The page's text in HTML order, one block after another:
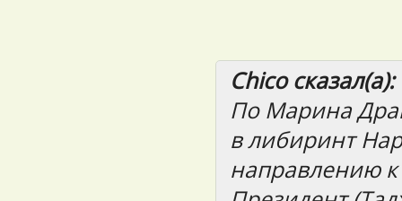
Chico сказал(а):
По Марина
в либиринт
направлению